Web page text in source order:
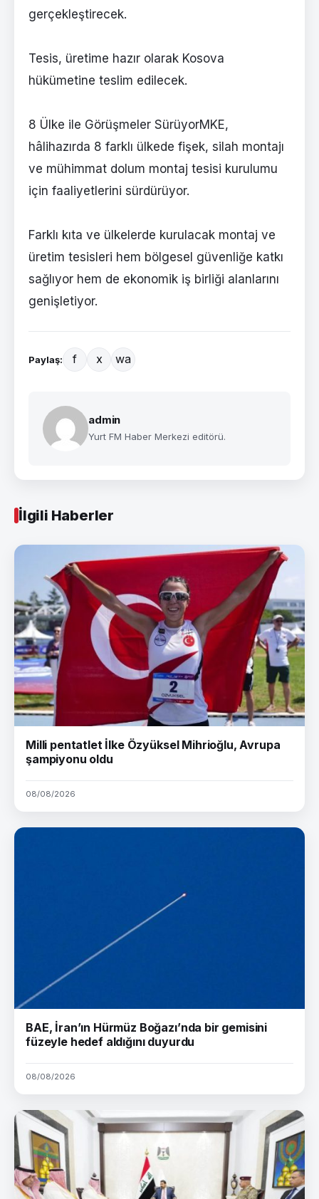
gerçekleştirecek.
Tesis, üretime hazır olarak Kosova
hükümetine teslim edilecek.
8 Ülke ile Görüşmeler SürüyorMKE,
hâlihazırda 8 farklı ülkede fişek, silah montajı
ve mühimmat dolum montaj tesisi kurulumu
için faaliyetlerini sürdürüyor.
Farklı kıta ve ülkelerde kurulacak montaj ve
üretim tesisleri hem bölgesel güvenliğe katkı
sağlıyor hem de ekonomik iş birliği alanlarını
genişletiyor.
Paylaş: f x wa
admin
Yurt FM Haber Merkezi editörü.
İlgili Haberler
Milli pentatlet İlke Özyüksel Mihrioğlu, Avrupa
şampiyonu oldu
08/08/2026
BAE, İran’ın Hürmüz Boğazı’nda bir gemisini
füzeyle hedef aldığını duyurdu
08/08/2026